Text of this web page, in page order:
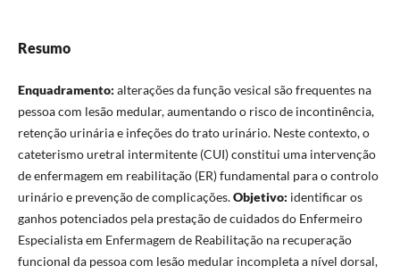
Resumo
Enquadramento: alterações da função vesical são frequentes na
pessoa com lesão medular, aumentando o risco de incontinência,
retenção urinária e infeções do trato urinário. Neste contexto, o
cateterismo uretral intermitente (CUI) constitui uma intervenção
de enfermagem em reabilitação (ER) fundamental para o controlo
urinário e prevenção de complicações.Objetivo: identificar os
ganhos potenciados pela prestação de cuidados do Enfermeiro
Especialista em Enfermagem de Reabilitação na recuperação
funcional da pessoa com lesão medular incompleta a nível dorsal,